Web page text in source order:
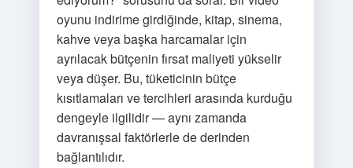
oyunu indirime girdiğinde, kitap, sinema,
kahve veya başka harcamalar için
ayrılacak bütçenin fırsat maliyeti yükselir
veya düşer. Bu, tüketicinin bütçe
kısıtlamaları ve tercihleri arasında kurduğu
dengeyle ilgilidir — aynı zamanda
davranışsal faktörlerle de derinden
bağlantılıdır.